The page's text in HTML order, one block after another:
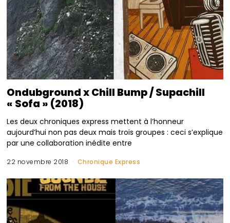
Ondubground x Chill Bump / Supachill
« Sofa » (2018)
Les deux chroniques express mettent à l’honneur
aujourd’hui non pas deux mais trois groupes : ceci s’explique
par une collaboration inédite entre
22 novembre 2018 Chronique Express